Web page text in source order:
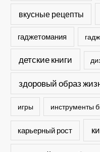
вкусные рецепты
гаджетомания
детские книги
здоровый образ
игры инструменты
карьерный рост